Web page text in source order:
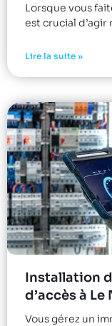
Lorsque vous
est crucial
Lire la suite »
Installation
d’accès à
Vous gérez un